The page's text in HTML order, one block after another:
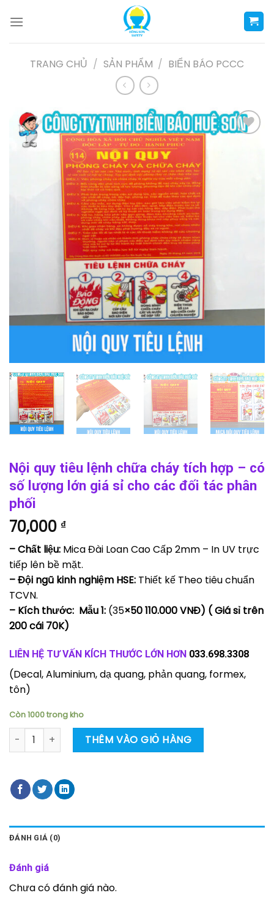
TRANG CHỦ / SẢN PHẨM / BIỂN BÁO PCCC
Nội quy tiêu lệnh chữa cháy tích hợp – có
số lượng lớn giá sỉ cho các đối tác phân
phối
70,000 ₫
– Chất liệu: Mica Đài Loan Cao Cấp 2mm – In UV trực
tiếp lên bề mặt.
– Đội ngũ kinh nghiệm HSE: Thiết kế Theo tiêu chuẩn
TCVN.
– Kích thước: Mẫu 1: (35×50 110.000 VNĐ) ( Giá sỉ trên
200 cái 70K)
LIÊN HỆ TƯ VẤN KÍCH THƯỚC LỚN HƠN 033.698.3308
(Decal, Aluminium, dạ quang, phản quang, formex,
tôn)
Còn 1000 trong kho
Nội quy tiêu lệnh chữa cháy tích hợp - có số lượng lớn
THÊM VÀO GIỎ HÀNG
ĐÁNH GIÁ (0)
Đánh giá
Chưa có đánh giá nào.